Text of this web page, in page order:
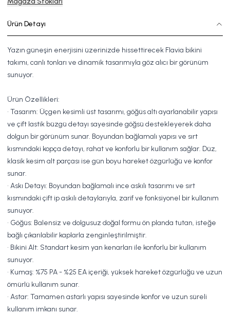
Ürün Detayı
Yazın güneşin enerjisini üzerinizde hissettirecek Flavia bikini
takımı, canlı tonları ve dinamik tasarımıyla göz alıcı bir görünüm
sunuyor.
Ürün Özellikleri:
• Tasarım: Üçgen kesimli üst tasarımı, göğüs altı ayarlanabilir yapısı
ve çift lastik büzgü detayı sayesinde göğsü destekleyerek daha
dolgun bir görünüm sunar. Boyundan bağlamalı yapısı ve sırt
kısmındaki kopça detayı, rahat ve konforlu bir kullanım sağlar. Düz,
klasik kesim alt parçası ise gün boyu hareket özgürlüğü ve konfor
sunar.
• Askı Detayı: Boyundan bağlamalı ince askılı tasarımı ve sırt
kısmındaki çift ip askılı detaylarıyla, zarif ve fonksiyonel bir kullanım
sunuyor.
• Göğüs: Balensiz ve dolgusuz doğal formu ön planda tutan, isteğe
bağlı çıkarılabilir kaplarla zenginleştirilmiştir.
• Bikini Alt: Standart kesim yan kenarları ile konforlu bir kullanım
sunuyor.
• Kumaş: %75 PA - %25 EA içeriği, yüksek hareket özgürlüğü ve uzun
ömürlü kullanım sunar.
• Astar: Tamamen astarlı yapısı sayesinde konfor ve uzun süreli
kullanım imkanı sunar.